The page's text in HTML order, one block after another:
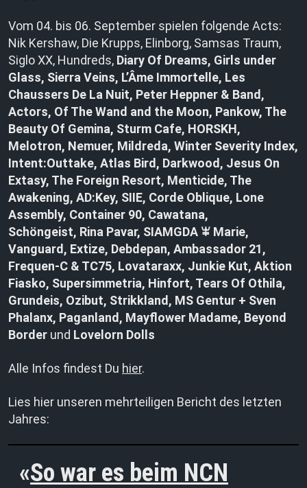
Vom 04. bis 06. September spielen folgende Acts:
Nik Kershaw, Die Krupps, Elinborg, Samsas Traum,
Siglo XX, Hundreds, Diary Of Dreams, Girls under
Glass, Sierra Veins, L’Âme Immortelle, Les
Chaussers De La Nuit, Peter Heppner & Band,
Actors, Of The Wand and the Moon, Pankow, The
Beauty Of Gemina, Sturm Cafe, HORSKH,
Melotron, Nemuer, Mildreda, Winter Severity Index,
Intent:Outtake, Atlas Bird, Darkwood, Jesus On
Extasy, The Foreign Resort, Menticide, The
Awakening, AD:Key, SIIE, Corde Oblique, Lone
Assembly, Container 90, Cawatana,
Schöngeist, Rina Pavar, SIAMGDA ꕾ Marie,
Vanguard, Extize, Debdepan, Ambassador 21,
Frequen-C & TC75, Lovataraxx, Junkie Kut, Aktion
Fiasko, Supersimmetria, Hinfort, Tears Of Othila,
Grundeis, Ozibut, Strikkland, MS Gentur + Sven
Phalanx, Paganland, Mayflower Madame, Beyond
Border und Lovelorn Dolls
Alle Infos findest Du hier.
Lies hier unseren mehrteiligen Bericht des letzten
Jahres:
So war es beim NCN